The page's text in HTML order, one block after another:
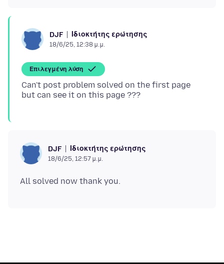
DJF Ιδιοκτήτης ερώτησης
18/6/25, 12:38 μ.μ.
Επιλεγμένη λύση
Can't post problem solved on the first page
DJF Ιδιοκτήτης ερώτησης
18/6/25, 12:57 μ.μ.